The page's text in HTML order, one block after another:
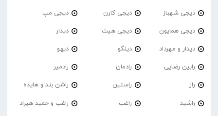
دیجی شهباز دیجی کارن دیجی مپ
دیجی همایون دیجی هیت دیدار
دیدار و مهرداد دینگو دیهو
رابین رضایی رادمان رادمیر
راز راستین راشن بند و هایده
راشید راغب راغب و حمید هیراد